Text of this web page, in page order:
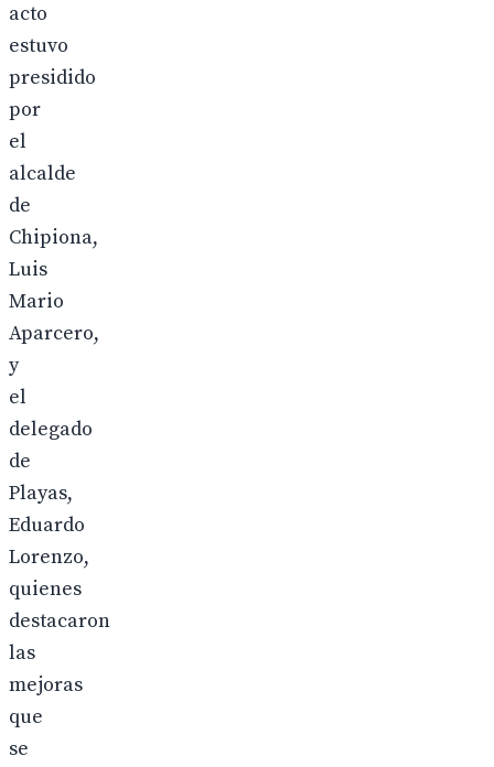
acto
estuvo
presidido
por
el
alcalde
de
Chipiona,
Luis
Mario
Aparcero,
y
el
delegado
de
Playas,
Eduardo
Lorenzo,
quienes
destacaron
las
mejoras
que
se